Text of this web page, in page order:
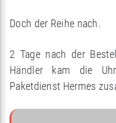
Doch der Reihe nach.
2 Tage nach der
Händler kam die
Paketdienst Hermes